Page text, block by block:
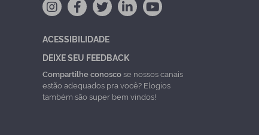
ACESSIBILIDADE
DEIXE SEU FEEDBACK
Compartilhe conoscose nossos canais
estão adequados pra você? Elogios
também são super bem vindos!